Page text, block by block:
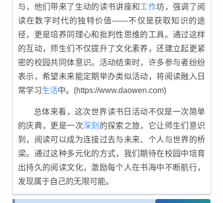
与，他们带来了生动的读书讲座和工作坊，强调了阅
读在数字时代的独特价值——不仅是获取知识的途
径，更是培养同理心和批判性思维的工具。通过这样
的互动，师生们不仅提升了文化素养，还建立起更紧
密的校园共同体意识。活动结束时，许多参与者纷纷
表示，希望未来能定期举办类似活动，将阅读融入日
常学习生活中。(https://www.daowen.com)
总体来看，这次世界读书日活动不仅是一次简单
的庆典，更是一次深刻 的探索之旅，它让师生们意识
到，阅读可以成为连接过去与未来、个人与世界的桥
梁。通过这种多元化的方式，我们期待在校园中培育
出持久的阅读文化，激励每个人在书海中不断航行，
发现属于自己的无限可能。